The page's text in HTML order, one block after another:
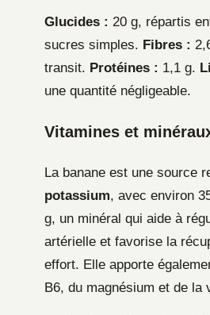
Glucides : 20 g, répartis
sucres simples. Fibres :
transit. Protéines : 1,1 g.
une quantité négligeable.
Vitamines et
La banane est une source
potassium, avec environ
g, un minéral qui aide à
artérielle et favorise la
effort. Elle apporte
B6, du magnésium et de la